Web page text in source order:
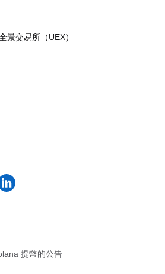
景交易所（UEX）
提幣的公告